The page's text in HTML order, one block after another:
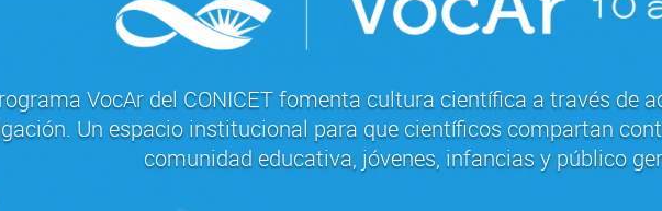
VocAr del CONICET fomenta cultura científica a través de
Un espacio institucional para que científicos compartan
comunidad educativa, jóvenes, infancias y público